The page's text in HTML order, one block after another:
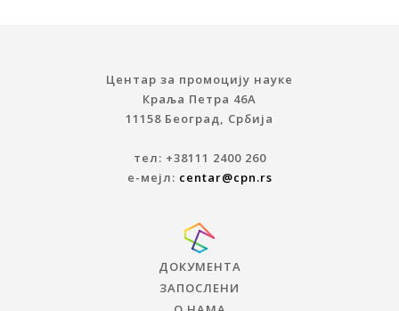
Центар за промоцију науке
Краља Петра 46A
11158 Београд, Србија
тел: +38111 2400 260
е-мејл: centar@cpn.rs
ДОКУМЕНТА
ЗАПОСЛЕНИ